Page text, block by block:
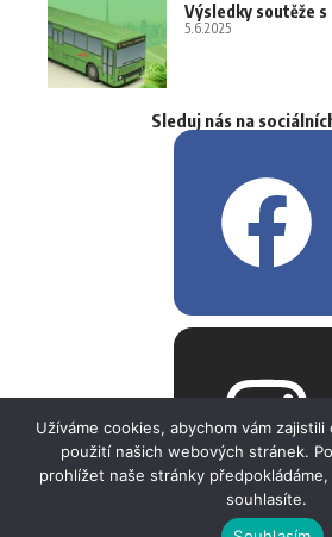
Výsledky soutěže
5.6.2025
Sleduj nás na
Užíváme cookies, abychom vám
použití našich webových stránek.
prohlížet naše stránky
souhlasíte.